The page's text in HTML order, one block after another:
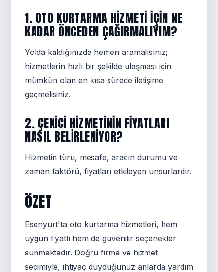
1. OTO KURTARMA HIZMETI IÇIN NE
KADAR ÖNCEDEN ÇAĞIRMALIYIM?
Yolda kaldığınızda hemen aramalısınız;
hizmetlerin hızlı bir şekilde ulaşması için
mümkün olan en kısa sürede iletişime
geçmelisiniz.
2. ÇEKICI HIZMETININ FIYATLARI
NASIL BELIRLENIYOR?
Hizmetin türü, mesafe, aracın durumu ve
zaman faktörü, fiyatları etkileyen unsurlardır.
ÖZET
Esenyurt'ta oto kurtarma hizmetleri, hem
uygun fiyatlı hem de güvenilir seçenekler
sunmaktadır. Doğru firma ve hizmet
seçimiyle, ihtiyaç duyduğunuz anlarda yardım